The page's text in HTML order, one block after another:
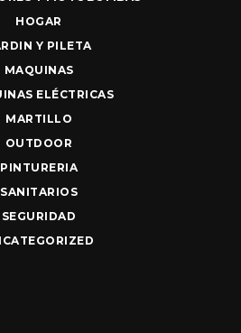
HOGAR
Y PILETA
MAQUINAS
ELÉCTRICAS
MARTILLO
OUTDOOR
PINTURERIA
SANITARIOS
SEGURIDAD